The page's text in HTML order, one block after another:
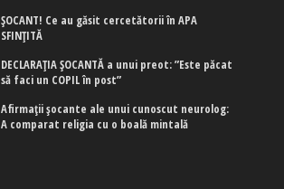
ȘOCANT! Ce au găsit cercetătorii în APA
SFINȚITĂ
DECLARAȚIA ȘOCANTĂ a unui preot: ”Este păcat
să faci un COPIL în post”
Afirmaţii şocante ale unui cunoscut neurolog:
A comparat religia cu o boală mintală